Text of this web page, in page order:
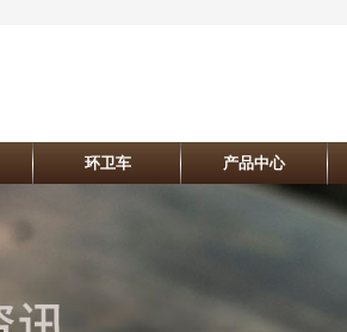
环卫车 产品中心